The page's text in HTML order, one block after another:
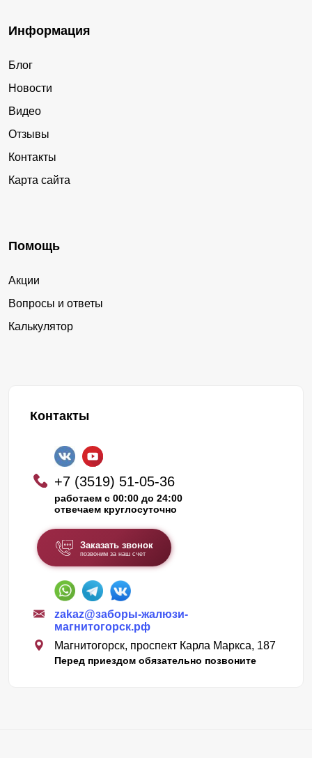
Информация
Блог
Новости
Видео
Отзывы
Контакты
Карта сайта
Помощь
Акции
Вопросы и ответы
Калькулятор
Контакты
+7 (3519) 51-05-36
работаем с 00:00 до 24:00
отвечаем круглосуточно
Заказать звонок
позвоним за наш счет
zakaz@заборы-жалюзи-
магнитогорск.рф
Магнитогорск, проспект Карла Маркса, 187
Перед приездом обязательно позвоните